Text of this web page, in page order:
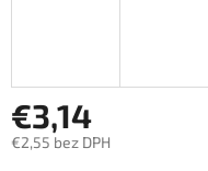
€3,14
€2,55 bez DPH